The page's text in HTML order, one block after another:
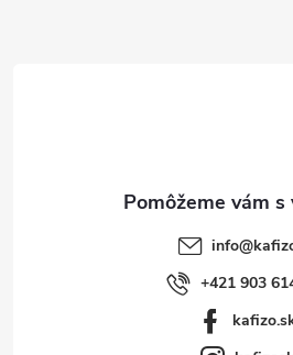
info@
+421 903